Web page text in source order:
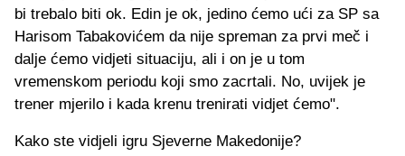
bi trebalo biti ok. Edin je ok, jedino ćemo ući za SP sa
Harisom Tabakovićem da nije spreman za prvi meč i
dalje ćemo vidjeti situaciju, ali i on je u tom
vremenskom periodu koji smo zacrtali. No, uvijek je
trener mjerilo i kada krenu trenirati vidjet ćemo".
Kako ste vidjeli igru Sjeverne Makedonije?